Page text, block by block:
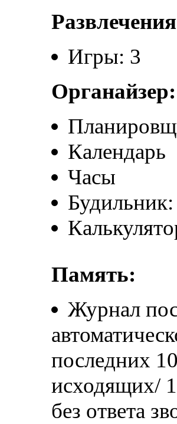
Игры: 3
Органайзер:
Календарь
Часы
Память:
Журнал
последних
исходящих/
без ответа